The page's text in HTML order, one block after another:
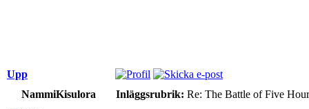
Upp
NammiKisulora
Inläggsrubrik: Re: The Battle of Five